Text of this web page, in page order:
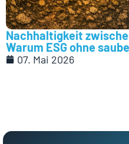
Nachhaltigkeit
Warum ESG ohne
07. Mai 2026